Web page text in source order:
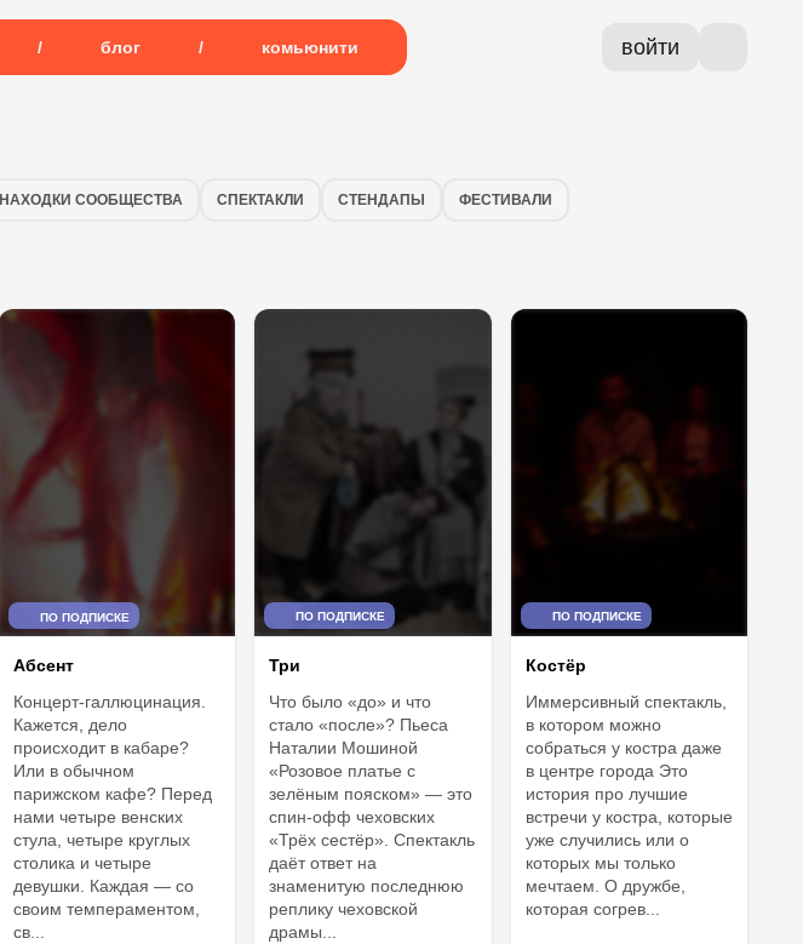
/ блог / комьюнити войти
НАХОДКИ СООБЩЕСТВА СПЕКТАКЛИ СТЕНДАПЫ ФЕСТИВАЛИ
ПО ПОДПИСКЕ
Абсент
Концерт-галлюцинация.
Кажется, дело
происходит в кабаре?
Или в обычном
парижском кафе? Перед
нами четыре венских
стула, четыре круглых
столика и четыре
девушки. Каждая — со
своим темпераментом,
св...
ПО ПОДПИСКЕ
Три
Что было «до» и что
стало «после»? Пьеса
Наталии Мошиной
«Розовое платье с
зелёным пояском» — это
спин-офф чеховских
«Трёх сестёр». Спектакль
даёт ответ на
знаменитую последнюю
реплику чеховской
драмы...
ПО ПОДПИСКЕ
Костёр
Иммерсивный спектакль,
в котором можно
собраться у костра даже
в центре города Это
история про лучшие
встречи у костра, которые
уже случились или о
которых мы только
мечтаем. О дружбе,
которая согрев...